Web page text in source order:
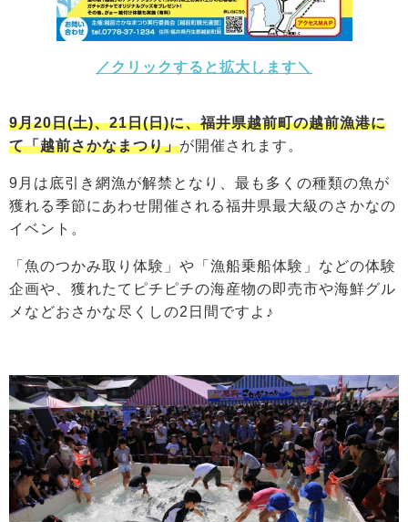
／クリックすると拡大します＼
9月20日(土)、21日(日)に、福井県越前町の越前漁港に
て「越前さかなまつり」が開催されます。
9月は底引き網漁が解禁となり、最も多くの種類の魚が
獲れる季節にあわせ開催される福井県最大級のさかなの
イベント。
「魚のつかみ取り体験」や「漁船乗船体験」などの体験
企画や、獲れたてピチピチの海産物の即売市や海鮮グル
メなどおさかな尽くしの2日間ですよ♪